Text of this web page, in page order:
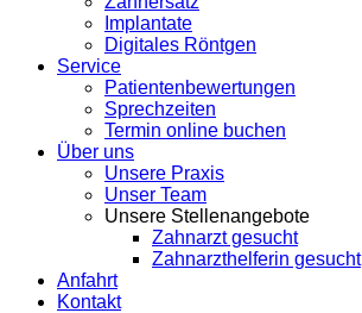
Implantate
Digitales Röntgen
Service
Patientenbewertungen
Sprechzeiten
Termin online buchen
Über uns
Unsere Praxis
Unser Team
Unsere Stellenangebote
Zahnarzt gesucht
Zahnarzthelferin gesucht
Anfahrt
Kontakt